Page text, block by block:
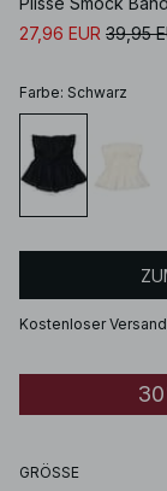
27,96 EUR 39,95
Farbe: Schwarz
Kostenloser
GRÖSSE